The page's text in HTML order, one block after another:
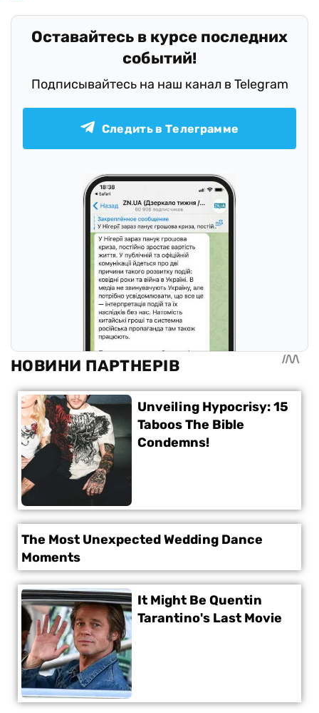
Оставайтесь в курсе последних
событий!
Подписывайтесь на наш канал в Telegram
Следить в Телеграмме